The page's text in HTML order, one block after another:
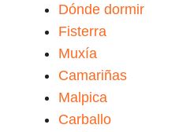
Dónde dormir
Fisterra
Muxía
Camariñas
Malpica
Carballo